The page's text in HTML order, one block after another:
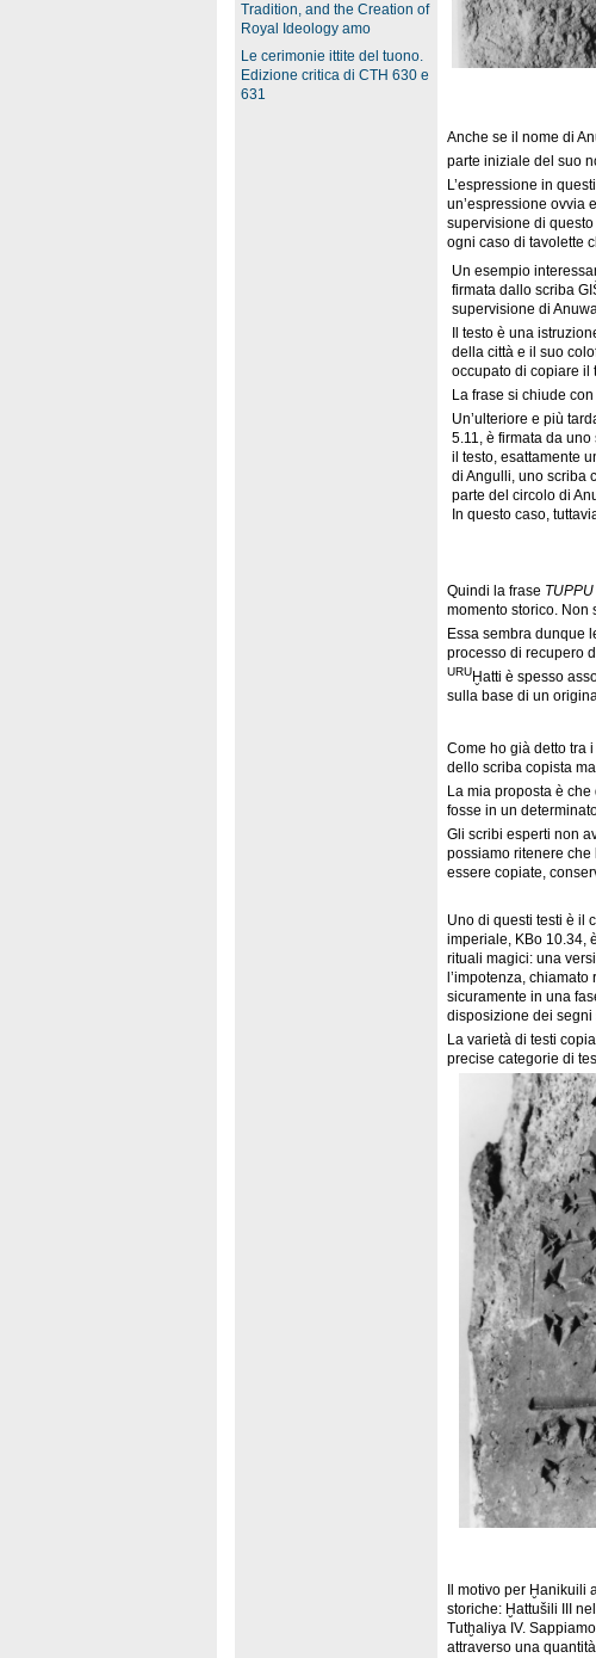
Tradition, and the Creation of
Royal Ideology amo
Le cerimonie ittite del tuono.
Edizione critica di CTH 630 e
631
Anche se il nome di
parte iniziale del suo
L’espressione in
un’espressione ovvia
supervisione di
ogni caso di tavolette
Un esempio
firmata dallo scriba
supervisione di
Il testo è una
della città e il suo
occupato di copiare il
La frase si chiude
Un’ulteriore e più
5.11, è firmata da
il testo, esattamente
di Angulli, uno scriba
parte del circolo di
In questo caso,
Quindi la frase TUPPU
momento storico.
Essa sembra dunque
processo di recupero
URUḪatti è spesso
sulla base di un
Come ho già detto tra
dello scriba copista
La mia proposta è
fosse in un
Gli scribi esperti non
possiamo ritenere che
essere copiate,
Uno di questi testi è il
imperiale, KBo 10.34,
rituali magici: una
l’impotenza,
sicuramente in una
disposizione dei
La varietà di testi
precise categorie di
Il motivo per Ḫanikuili
storiche: Ḫattušili III
Tutḫaliya IV.
attraverso una